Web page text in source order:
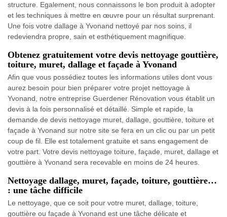
structure. Egalement, nous connaissons le bon produit à adopter
et les techniques à mettre en œuvre pour un résultat surprenant.
Une fois votre dallage à Yvonand nettoyé par nos soins, il
redeviendra propre, sain et esthétiquement magnifique.
Obtenez gratuitement votre devis nettoyage gouttière,
toiture, muret, dallage et façade à Yvonand
Afin que vous possédiez toutes les informations utiles dont vous
aurez besoin pour bien préparer votre projet nettoyage à
Yvonand, notre entreprise Guerdener Rénovation vous établit un
devis à la fois personnalisé et détaillé. Simple et rapide, la
demande de devis nettoyage muret, dallage, gouttière, toiture et
façade à Yvonand sur notre site se fera en un clic ou par un petit
coup de fil. Elle est totalement gratuite et sans engagement de
votre part. Votre devis nettoyage toiture, façade, muret, dallage et
gouttière à Yvonand sera recevable en moins de 24 heures.
Nettoyage dallage, muret, façade, toiture, gouttière…
: une tâche difficile
Le nettoyage, que ce soit pour votre muret, dallage, toiture,
gouttière ou façade à Yvonand est une tâche délicate et